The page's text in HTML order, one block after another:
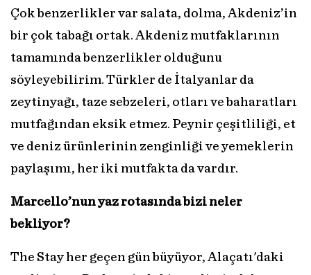
Çok benzerlikler var salata, dolma, Akdeniz’in
bir çok tabağı ortak. Akdeniz mutfaklarının
tamamında benzerlikler olduğunu
söyleyebilirim. Türkler de İtalyanlar da
zeytinyağı, taze sebzeleri, otları ve baharatları
mutfağından eksik etmez. Peynir çeşitliliği, et
ve deniz ürünlerinin zenginliği ve yemeklerin
paylaşımı, her iki mutfakta da vardır.
Marcello’nun yaz rotasında bizi neler
bekliyor?
The Stay her geçen gün büyüyor, Alaçatı'daki